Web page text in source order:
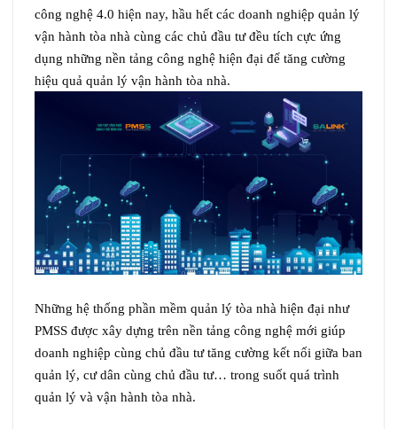
công nghệ 4.0 hiện nay, hầu hết các doanh nghiệp quản lý
vận hành tòa nhà cùng các chủ đầu tư đều tích cực ứng
dụng những nền tảng công nghệ hiện đại để tăng cường
hiệu quả quản lý vận hành tòa nhà.
Những hệ thống phần mềm quản lý tòa nhà hiện đại như
PMSS được xây dựng trên nền tảng công nghệ mới giúp
doanh nghiệp cùng chủ đầu tư tăng cường kết nối giữa ban
quản lý, cư dân cùng chủ đầu tư… trong suốt quá trình
quản lý và vận hành tòa nhà.